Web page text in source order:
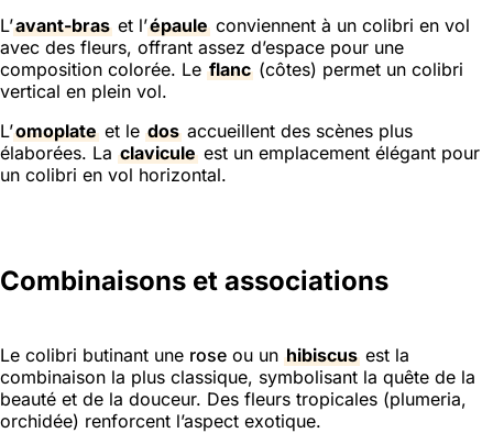
L’avant-bras et l’épaule conviennent à un colibri en vol
avec des fleurs, offrant assez d’espace pour une
composition colorée. Le flanc (côtes) permet un colibri
vertical en plein vol.
L’omoplate et le dos accueillent des scènes plus
élaborées. La clavicule est un emplacement élégant pour
un colibri en vol horizontal.
Combinaisons et associations
Le colibri butinant une rose ou un hibiscus est la
combinaison la plus classique, symbolisant la quête de la
beauté et de la douceur. Des fleurs tropicales (plumeria,
orchidée) renforcent l’aspect exotique.